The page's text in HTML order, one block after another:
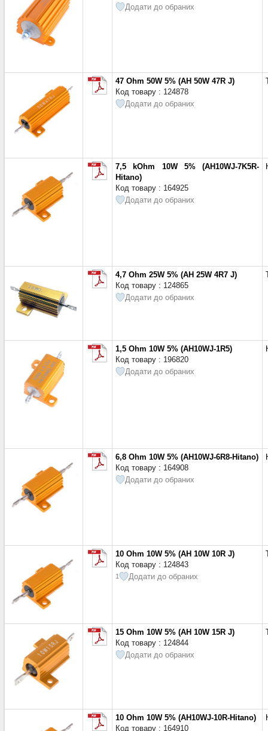
Додати до обраних
47 Ohm 50W 5% (AH 50W 47R J)
Код товару : 124878
Додати до обраних
7,5 kOhm 10W 5% (AH10WJ-7K5R-
Hitano)
Код товару : 164925
Додати до обраних
4,7 Ohm 25W 5% (AH 25W 4R7 J)
Код товару : 124865
Додати до обраних
1,5 Ohm 10W 5% (AH10WJ-1R5)
Код товару : 196820
Додати до обраних
6,8 Ohm 10W 5% (AH10WJ-6R8-Hitano)
Код товару : 164908
Додати до обраних
10 Ohm 10W 5% (AH 10W 10R J)
Код товару : 124843
1 Додати до обраних
15 Ohm 10W 5% (AH 10W 15R J)
Код товару : 124844
Додати до обраних
10 Ohm 10W 5% (AH10WJ-10R-Hitano)
Код товару : 164910